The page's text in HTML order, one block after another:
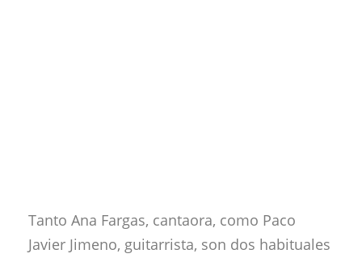
Tanto Ana Fargas, cantaora, como Paco
Javier Jimeno, guitarrista, son dos habituales